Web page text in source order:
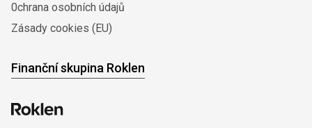
0chrana osobních údajů
Zásady cookies (EU)
Finanční skupina Roklen